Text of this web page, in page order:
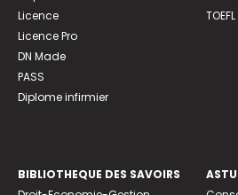
Licence
Licence Pro
DN Made
PASS
Diplome infirmier
TOEFL
BIBLIOTHEQUE DES SAVOIRS